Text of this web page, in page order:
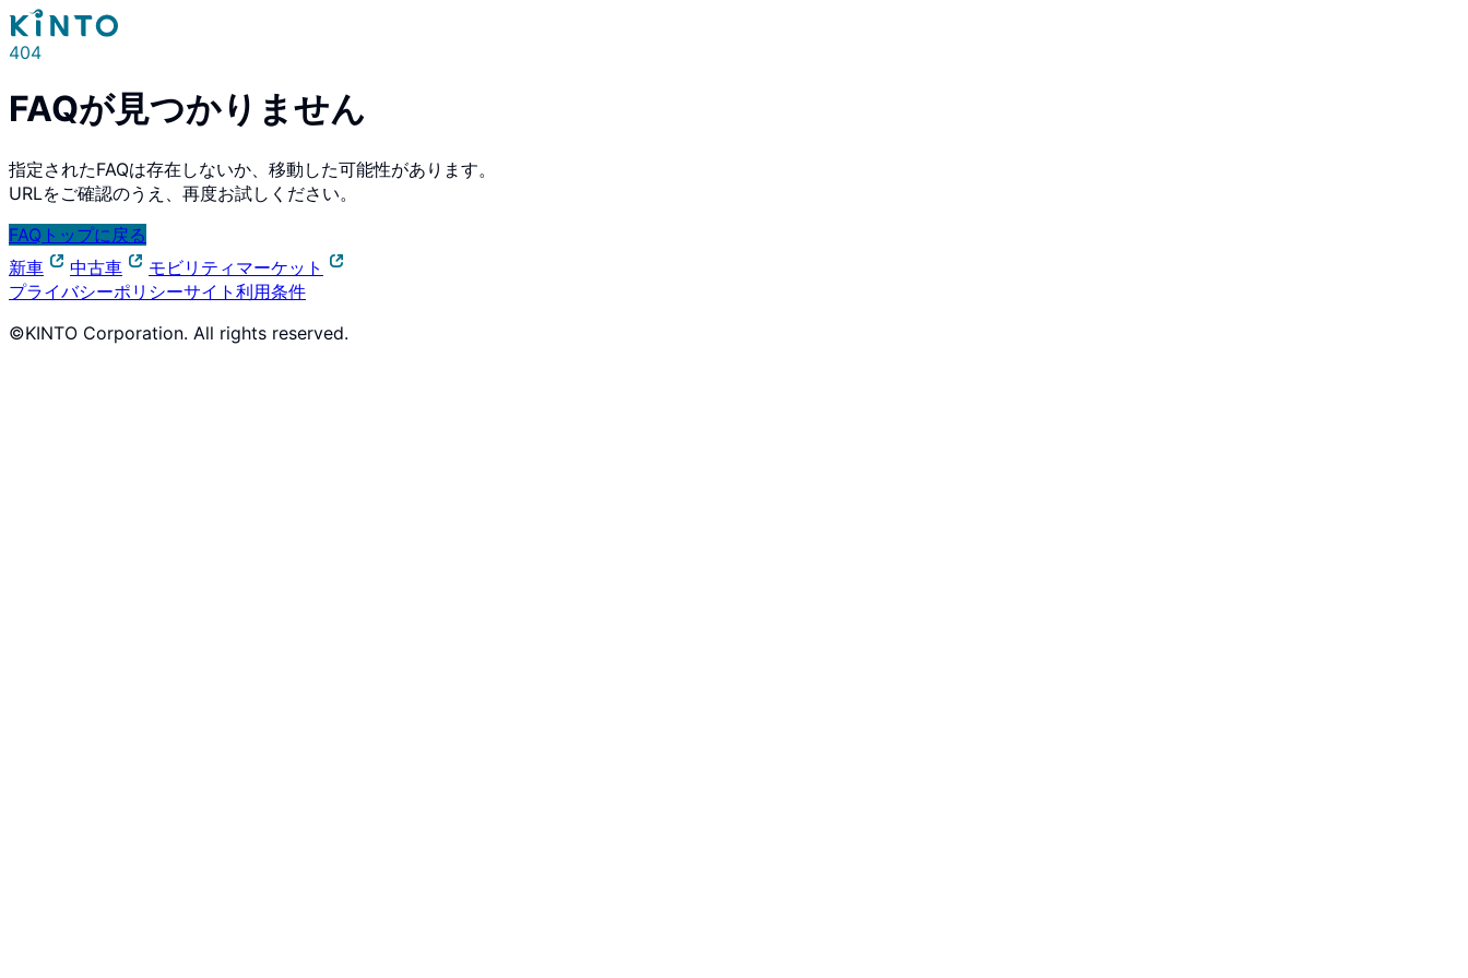
404
FAQが見つかりません
指定されたFAQは存在しないか、移動した可能性があります。
URLをご確認のうえ、再度お試しください。
FAQトップに戻る
新車
中古車
モビリティマーケット
プライバシーポリシーサイト利用条件
©KINTO Corporation. All rights reserved.